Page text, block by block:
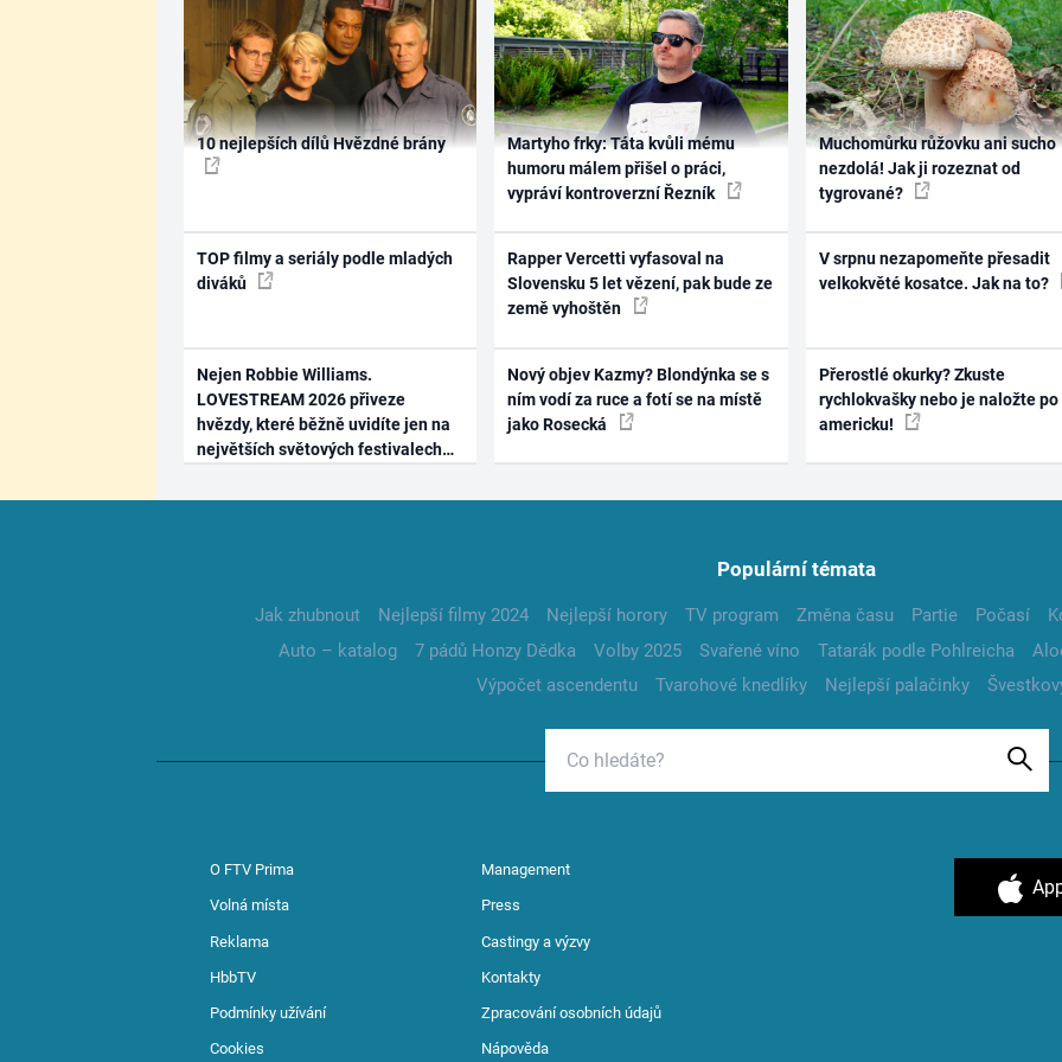
10 nejlepších dílů Hvězdné brány
TOP filmy a seriály podle mladých
diváků
Nejen Robbie Williams.
LOVESTREAM 2026 přiveze
hvězdy, které běžně uvidíte jen na
největších světových festivalech
Martyho frky: Táta kvůli mému
humoru málem přišel o práci,
vypráví kontroverzní Řezník
Rapper Vercetti vyfasoval na
Slovensku 5 let vězení, pak bude ze
země vyhoštěn
Nový objev Kazmy? Blondýnka se s
ním vodí za ruce a fotí se na místě
jako Rosecká
Muchomůrku růžovku ani sucho
nezdolá! Jak ji rozeznat od
tygrované?
V srpnu nezapomeňte přesadit
velkokvěté kosatce. Jak na to?
Přerostlé okurky? Zkuste
rychlokvašky nebo je naložte po
americku!
Populární témata
Jak zhubnout Nejlepší filmy 2024 Nejlepší horory TV program Změna času Partie Počasí
Auto – katalog
7 pádů Honzy Dědka Volby 2025 Svařené víno Tatarák podle Pohlreicha
Výpočet ascendentu
Tvarohové knedlíky Nejlepší palačinky
O FTV Prima Management
Volná místa Press
Reklama Castingy a výzvy
HbbTV Kontakty
Podmínky užívání Zpracování osobních údajů
Cookies Nápověda